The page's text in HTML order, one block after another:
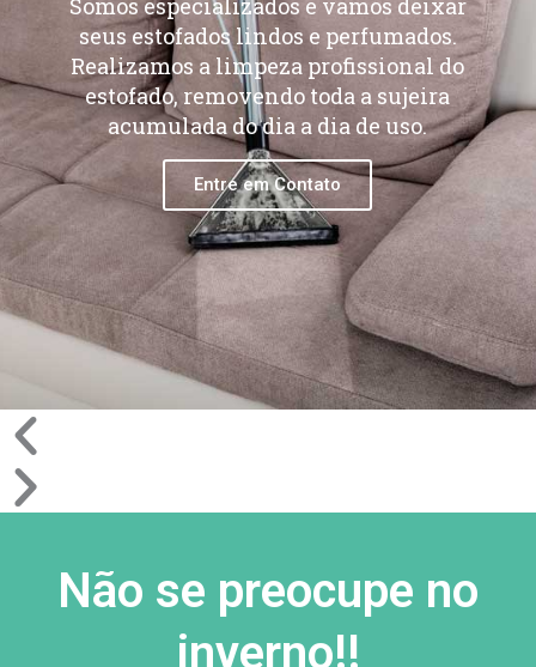
seus estofados lindos e perfumados.
Realizamos a limpeza profissional do
estofado, removendo toda a sujeira
acumulada do dia a dia de uso.
Entre em Contato
Não se preocupe no
inverno!!